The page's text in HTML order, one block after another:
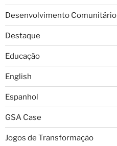
Desenvolvimento Comunitário
Destaque
Educação
English
Espanhol
GSA Case
Jogos de Transformação